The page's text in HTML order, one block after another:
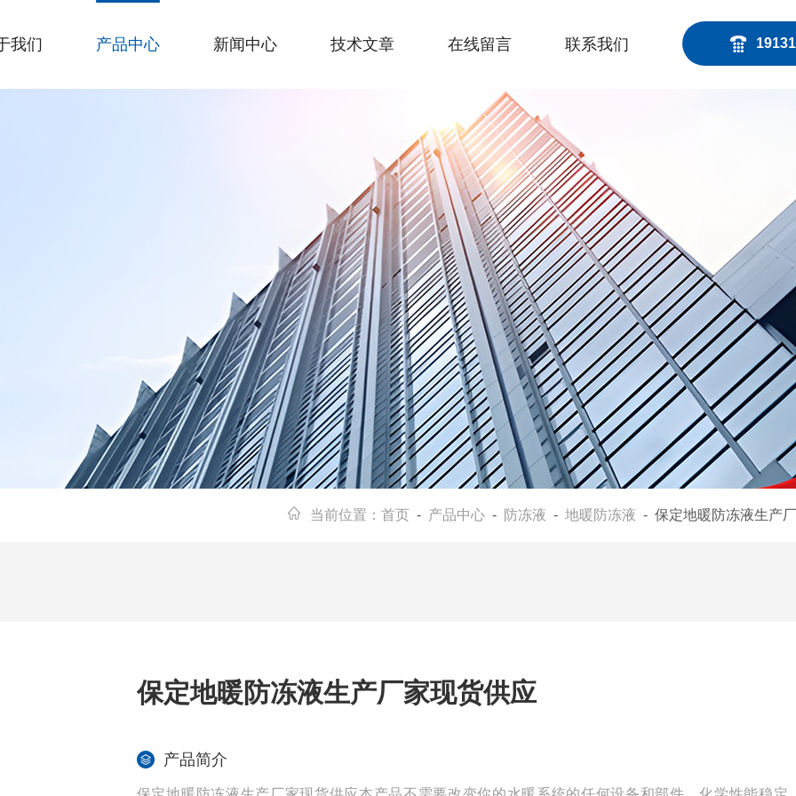
我们 产品中心 新闻中心 技术文章 在线留言 联系我们
当前位置： 首页 - 产品中心 - 防冻液 - 地暖防冻液 - 保定地暖防冻液生产
保定地暖防冻液生产厂家现货供应
产品简介